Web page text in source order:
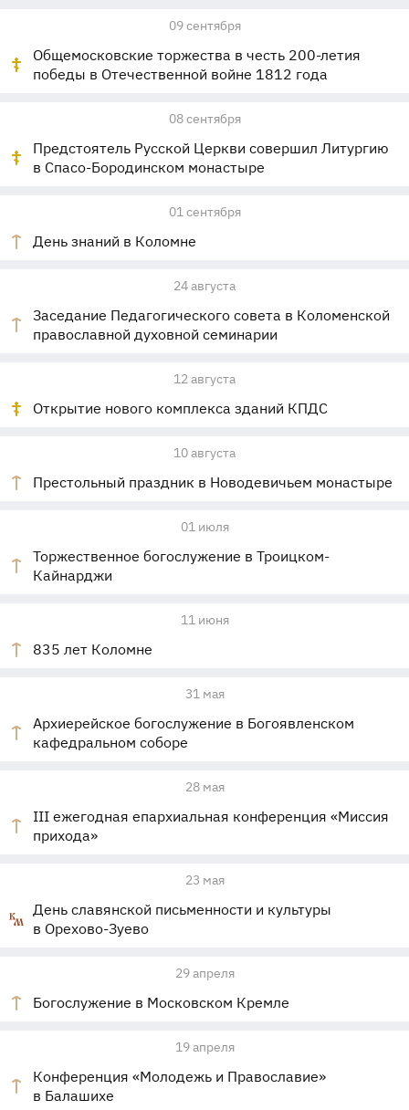
09 сентября
Общемосковские торжества в честь 200-летия
победы в Отечественной войне 1812 года
08 сентября
Предстоятель Русской Церкви совершил Литургию
в Спасо-Бородинском монастыре
01 сентября
День знаний в Коломне
24 августа
Заседание Педагогического совета в Коломенской
православной духовной семинарии
12 августа
Открытие нового комплекса зданий КПДС
10 августа
Престольный праздник в Новодевичьем монастыре
01 июля
Торжественное богослужение в Троицком-
Кайнарджи
11 июня
835 лет Коломне
31 мая
Архиерейское богослужение в Богоявленском
кафедральном соборе
28 мая
III ежегодная епархиальная конференция «Миссия
прихода»
23 мая
День славянской письменности и культуры
в Орехово-Зуево
29 апреля
Богослужение в Московском Кремле
19 апреля
Конференция «Молодежь и Православие»
в Балашихе